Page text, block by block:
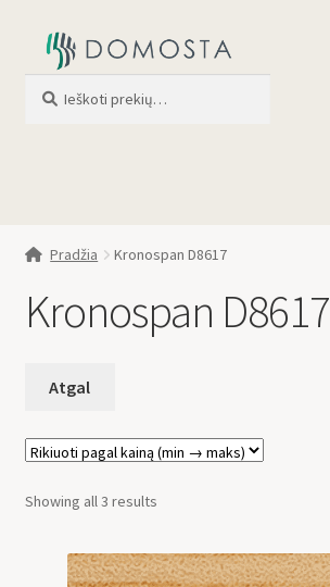
Profilis
Pradžia Kronospan D8617
Kronospan D8617
Showing all 3 results